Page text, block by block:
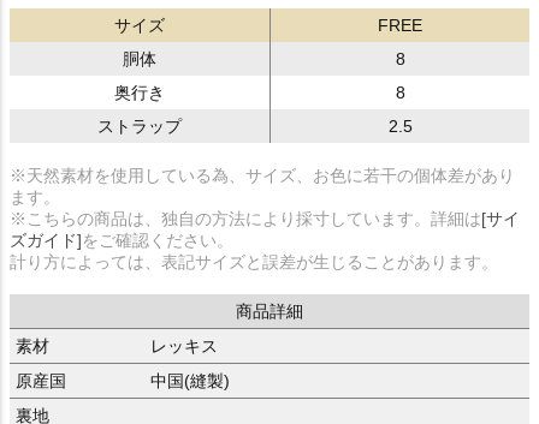
サイズ
FREE
胴体
8
奥行き
8
ストラップ
2.5
※天然素材を使用している為、サイズ、お色に若干の個体差があり
ます。
※こちらの商品は、独自の方法により採寸しています。詳細は[サイ
ズガイド]をご確認ください。
計り方によっては、表記サイズと誤差が生じることがあります。
商品詳細
素材
レッキス
原産国
中国(縫製)
裏地